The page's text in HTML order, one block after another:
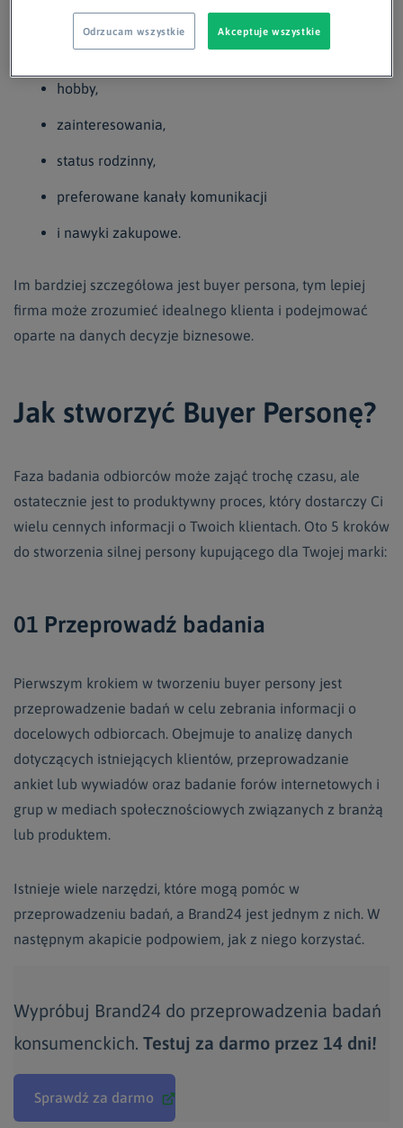
stanowisko,
dochód,
hobby,
zainteresowania,
status rodzinny,
preferowane kanały komunikacji
i nawyki zakupowe.
Im bardziej szczegółowa jest buyer persona, tym lepiej
firma może zrozumieć idealnego klienta i podejmować
oparte na danych decyzje biznesowe.
Jak stworzyć Buyer Personę?
Faza badania odbiorców może zająć trochę czasu, ale
ostatecznie jest to produktywny proces, który dostarczy Ci
wielu cennych informacji o Twoich klientach. Oto 5 kroków
do stworzenia silnej persony kupującego dla Twojej marki:
01 Przeprowadź badania
Pierwszym krokiem w tworzeniu buyer persony jest
przeprowadzenie badań w celu zebrania informacji o
docelowych odbiorcach. Obejmuje to analizę danych
dotyczących istniejących klientów, przeprowadzanie
ankiet lub wywiadów oraz badanie forów internetowych i
grup w mediach społecznościowych związanych z branżą
lub produktem.
Istnieje wiele narzędzi, które mogą pomóc w
przeprowadzeniu badań, a Brand24 jest jednym z nich. W
następnym akapicie podpowiem, jak z niego korzystać.
Wypróbuj Brand24 do przeprowadzenia badań
konsumenckich. Testuj za darmo przez 14 dni!
Sprawdź za darmo
Odrzucam wszystkie Akceptuje wszystkie